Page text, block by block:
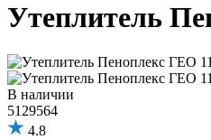
Утеплитель
В наличии
5129564
4.8